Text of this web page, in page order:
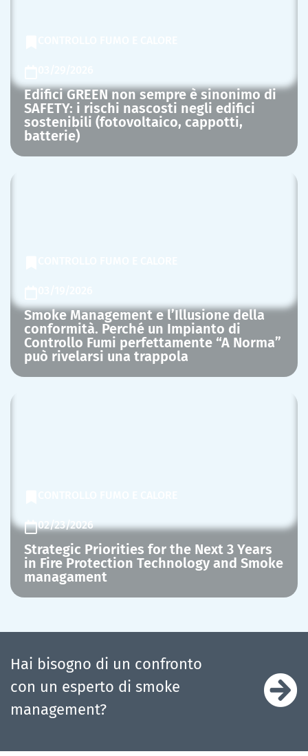
Edifici GREEN non sempre è sinonimo di
SAFETY: i rischi nascosti negli edifici
sostenibili (fotovoltaico, cappotti,
batterie)
Smoke Management e l’Illusione della
conformità. Perché un Impianto di
Controllo Fumi perfettamente “A Norma”
può rivelarsi una trappola
02/23/2026
Strategic Priorities for the Next 3 Years
in Fire Protection Technology and Smoke
managament
Hai bisogno di un confronto
con un esperto di smoke
management?